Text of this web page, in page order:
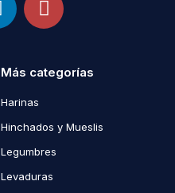
Más categorías
Harinas
Hinchados y Mueslis
Legumbres
Levaduras